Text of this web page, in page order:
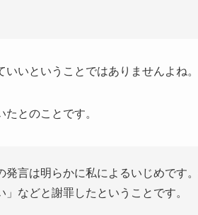
いということではありませんよね。
とのことです。
言は明らかに私によるいじめです
などと謝罪したということです。